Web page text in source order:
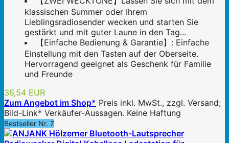
klassischen Summer oder Ihrem
Lieblingsradiosender wecken und starten Sie
gestärkt und mit guter Laune in den Tag...
【Einfache Bedienung & Garantie】: Einfache
Einstellung mit den Tasten auf der Oberseite.
Hervorragend geeignet als Geschenk für Familie
und Freunde
36,54 EUR
Zum Angebot im Shop* Preis inkl. MwSt., zzgl. Versand;
Bild-Link* Verkäufer-Aussagen. Keine Haftung
Bestseller Nr. 7